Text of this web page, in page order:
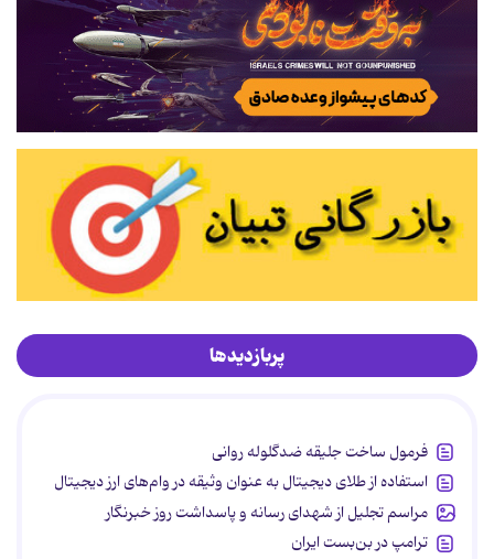
پربازدیدها
فرمول ساخت جلیقه ضدگلوله روانی
استفاده از طلای دیجیتال به عنوان وثیقه در وام‌های ارز دیجیتال
مراسم تجلیل از شهدای رسانه و پاسداشت روز خبرنگار
ترامپ در بن‌بست ایران